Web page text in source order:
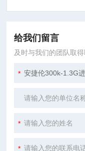
给我们留言
及时与我们的团队取